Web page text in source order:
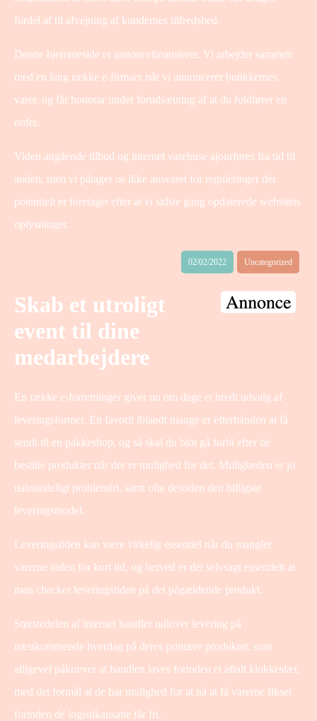
fordel af til afvejning af kundernes tilfredshed.
Denne hjemmeside er annoncefinansieret. Vi arbejder sammen
med en lang række e-firmaer når vi annoncerer butikkernes
varer, og får honorar under forudsætning af at du fuldfører en
ordre.
Viden angående tilbud og internet varehuse ajourføres fra tid til
anden, men vi påtager os ikke ansvaret for reguleringer der
potentielt er foretaget efter at vi sidste gang opdaterede websitets
oplysninger.
02/02/2022 Uncategorized
Skab et utroligt
event til dine
medarbejdere
En række e-forretninger giver nu om dage et bredt udvalg af
leveringsformer. En favorit iblandt mange er efterhånden at få
sendt til en pakkeshop, og så skal du blot gå forbi efter de
bestilte produkter når der er mulighed for det. Muligheden er jo
ualmindeligt problemfri, samt ofte desuden den billigste
leveringsmodel.
Leveringstiden kan være virkelig essentiel når du mangler
varerne inden for kort tid, og herved er det selvsagt essentielt at
man checker leveringstiden på det pågældende produkt.
Størstedelen af internet handler udlover levering på
næstkommende hverdag på deres primære produkter, som
alligevel påkræver at handlen laves forinden et aftalt klokkeslæt,
med det formål at de har mulighed for at nå at få varerne fikset
forinden de logistikansatte får fri.